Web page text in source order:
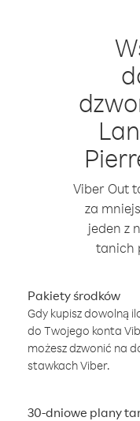
Viber Out
za
jeden z
tanich
Pakiety środków
Gdy kupisz dowolną
do Twojego konta
możesz dzwonić na
stawkach Viber.
30-dniowe plany